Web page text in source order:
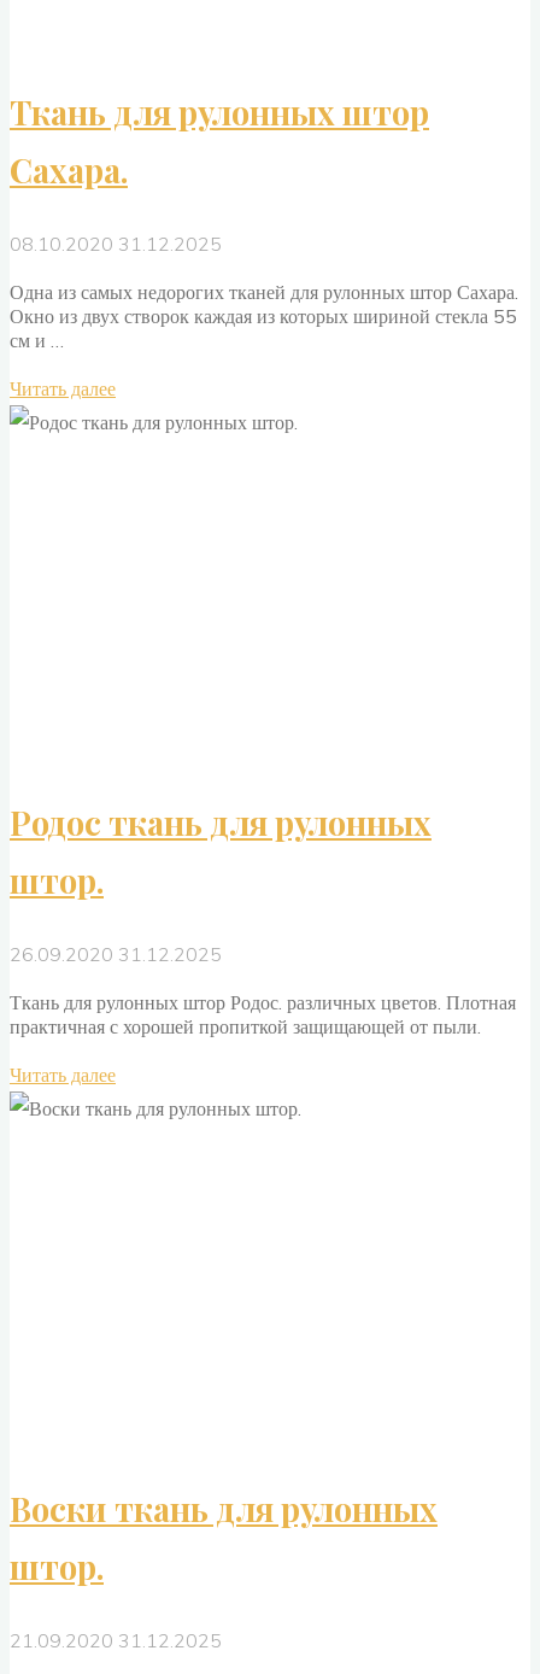
Ткань для рулонных штор
Сахара.
08.10.2020 31.12.2025
Одна из самых недорогих тканей для рулонных штор Сахара.
Окно из двух створок каждая из которых шириной стекла 55
см и …
Читать далее"Ткань
для
Родос ткань для рулонных
штор.
26.09.2020 31.12.2025
Ткань для рулонных штор Родос. различных цветов. Плотная
практичная с хорошей пропиткой защищающей от пыли.
Читать далее"Родос
ткань
Воски ткань для рулонных
штор.
21.09.2020 31.12.2025